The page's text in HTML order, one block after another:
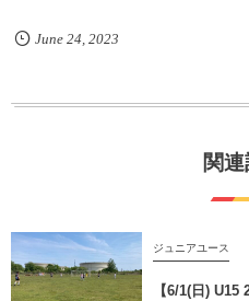
June 24, 2023
関
ジュニアユース
【6/1(日)